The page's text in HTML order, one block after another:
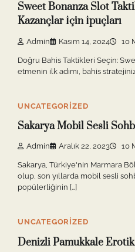
Sweet Bonanza Slot
Kazançlar İçin İpuçları
Admin Kasım 14, 2024 10
Doğru Bahis Taktikleri Seçin:
etmenin ilk adımı, bahis
UNCATEGORIZED
Sakarya Mobil Sesli
Admin Aralık 22, 2023 10
Sakarya, Türkiye'nin Marmara
olup, son yıllarda mobil sesli
popülerliğinin […]
UNCATEGORIZED
Denizli Pamukkale Erotik